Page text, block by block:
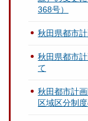
368号）
秋田県都市
秋田県都市
て
秋田都市計
区域区分制